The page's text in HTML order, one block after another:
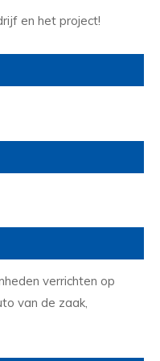
en het project!
verrichten op
van de zaak,